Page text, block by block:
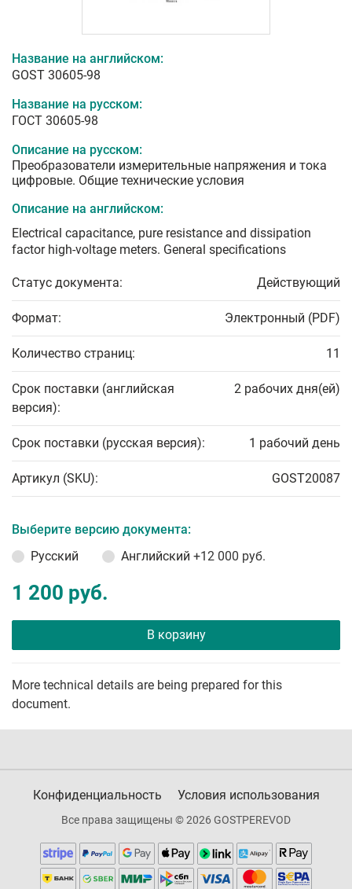
Название на английском:
GOST 30605-98
Название на русском:
ГОСТ 30605-98
Описание на русском:
Преобразователи измерительные напряжения и тока
цифровые. Общие технические условия
Описание на английском:
Electrical capacitance, pure resistance and dissipation
factor high-voltage meters. General specifications
Статус документа: Действующий
Формат: Электронный (PDF)
Количество страниц: 11
Срок поставки (английская
версия):
2 рабочих дня(ей)
Срок поставки (русская версия): 1 рабочий день
Артикул (SKU): GOST20087
Выберите версию документа:
Русский
Английский +12 000 руб.
1 200 руб.
В корзину
More technical details are being prepared for this
document.
Конфиденциальность Условия использования
Все права защищены © 2026 GOSTPEREVOD